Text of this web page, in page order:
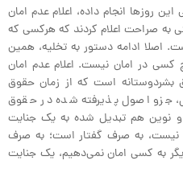
روزها انجام داده، اعلام عدم امان
به صراحت اعلام کردند که هرکسی که
اصلا ادامه دستور به تخلیه، همین
کسی در امان نیست. اعلام عدم امان
است که از زمان حقوق
جزو اصول پذیرفته شده در حقوق
و نوین هم تبدیل شده به یک جنایت
نیست، به صرف گفتار است؛ به صرف
به کسی امان نمی‌دهیم، یک جنایت